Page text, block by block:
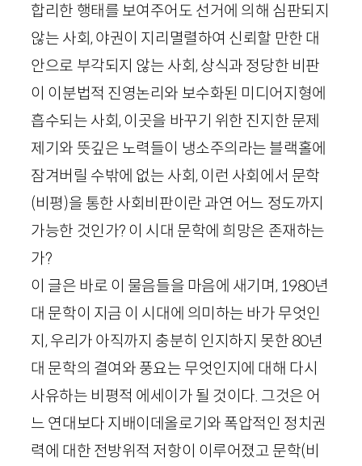
합리한 행태를 보여주어도 선거에 의해 심판되지
않는 사회, 야권이 지리멸렬하여 신뢰할 만한 대
안으로 부각되지 않는 사회, 상식과 정당한 비판
이 이분법적 진영논리와 보수화된 미디어지형에
흡수되는 사회, 이곳을 바꾸기 위한 진지한 문제
제기와 뜻깊은 노력들이 냉소주의라는 블랙홀에
잠겨버릴 수밖에 없는 사회, 이런 사회에서 문학
(비평)을 통한 사회비판이란 과연 어느 정도까지
가능한 것인가? 이 시대 문학에 희망은 존재하는
가?
이 글은 바로 이 물음들을 마음에 새기며, 1980년
대 문학이 지금 이 시대에 의미하는 바가 무엇인
지, 우리가 아직까지 충분히 인지하지 못한 80년
대 문학의 결여와 풍요는 무엇인지에 대해 다시
사유하는 비평적 에세이가 될 것이다. 그것은 어
느 연대보다 지배이데올로기와 폭압적인 정치권
력에 대한 전방위적 저항이 이루어졌고 문학(비